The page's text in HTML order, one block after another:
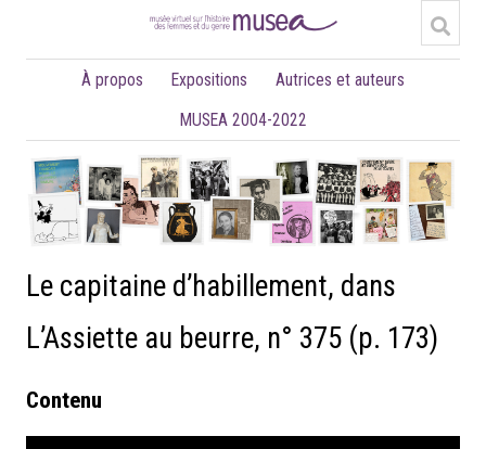
À propos Expositions
Autrices et auteurs
MUSEA 2004-2022
Le capitaine d’habillement, dans
L’Assiette au beurre, n° 375 (p. 173)
Contenu